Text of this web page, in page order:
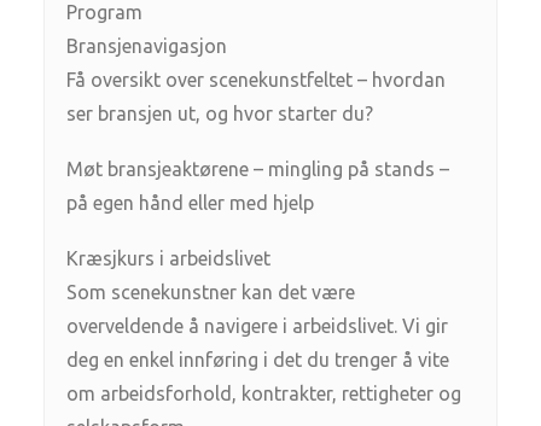
Program
Bransjenavigasjon
Få oversikt over scenekunstfeltet – hvordan
ser bransjen ut, og hvor starter du?
Møt bransjeaktørene – mingling på stands –
på egen hånd eller med hjelp
Kræsjkurs i arbeidslivet
Som scenekunstner kan det være
overveldende å navigere i arbeidslivet. Vi gir
deg en enkel innføring i det du trenger å vite
om arbeidsforhold, kontrakter, rettigheter og